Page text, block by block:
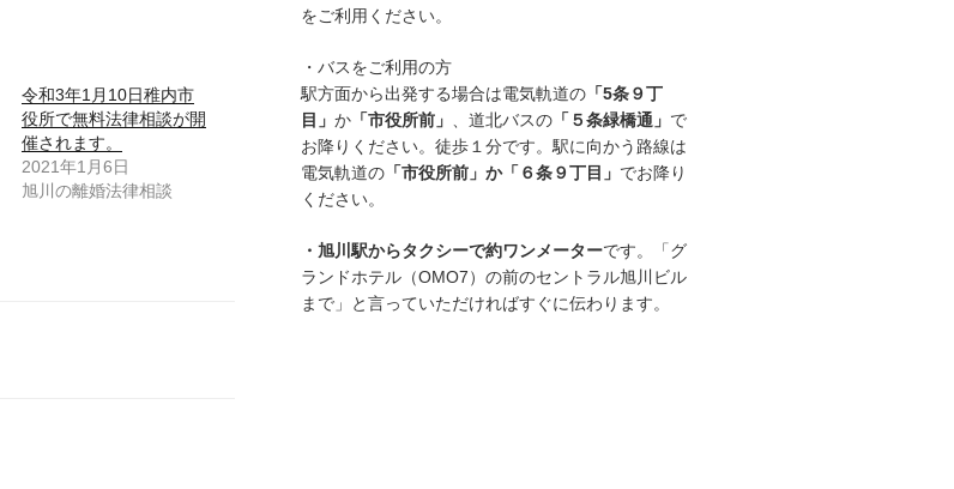
令和3年1月10日稚内市
役所で無料法律相談が開
催されます。
2021年1月6日
旭川の離婚法律相談
をご利用ください。
・バスをご利用の方
駅方面から出発する場合は電気軌道の「5条９丁
目」 か「市役所前」 、道北バスの「５条緑橋通」 で
お降りください。徒歩１分です。駅に向かう路線は
電気軌道の「市役所前」か「６条９丁目」 でお降り
ください。
・旭川駅からタクシーで約ワンメーターです。「グ
ランドホテル（OMO7）の前のセントラル旭川ビル
まで」と言っていただければすぐに伝わります。